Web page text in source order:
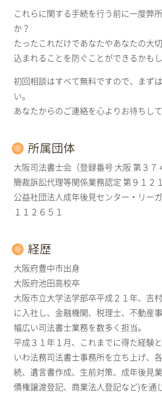
これらに関する手続を行う前に一度弊
か？
たったこれだけであなたやあなたの大
込まれることを防ぐことができるかもし
初回相談はすべて無料ですので、まず
い。
あなたからのご連絡を心よりお待ちして
所属団体
大阪司法書士会（登録番号 大阪 第３７
簡裁訴訟代理等関係業務認定 第９１２
公益社団法人成年後見センター・リー
１１２６５１
経歴
大阪府豊中市出身
大阪府池田高校卒
大阪市立大学法学部卒平成２１年、吉
に入社し、金融機関、税理士、不動産
幅広い司法書士業務を数多く担当。
平成３１年１月、これまでに得た経験
いわ法務司法書士事務所を立ち上げ、
続、遺言書作成、生前対策、成年後見
債権譲渡登記、商業法人登記など)を通